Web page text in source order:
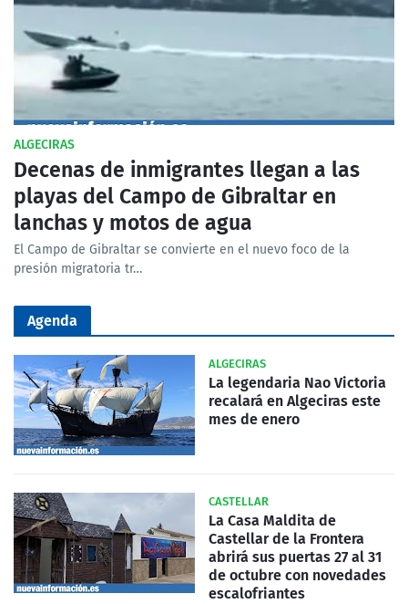
ALGECIRAS
Decenas de inmigrantes llegan a las
playas del Campo de Gibraltar en
lanchas y motos de agua
El Campo de Gibraltar se convierte en el nuevo foco de la
presión migratoria tr…
Agenda
ALGECIRAS
La legendaria Nao Victoria
recalará en Algeciras este
mes de enero
CASTELLAR
La Casa Maldita de
Castellar de la Frontera
abrirá sus puertas 27 al 31
de octubre con novedades
escalofriantes